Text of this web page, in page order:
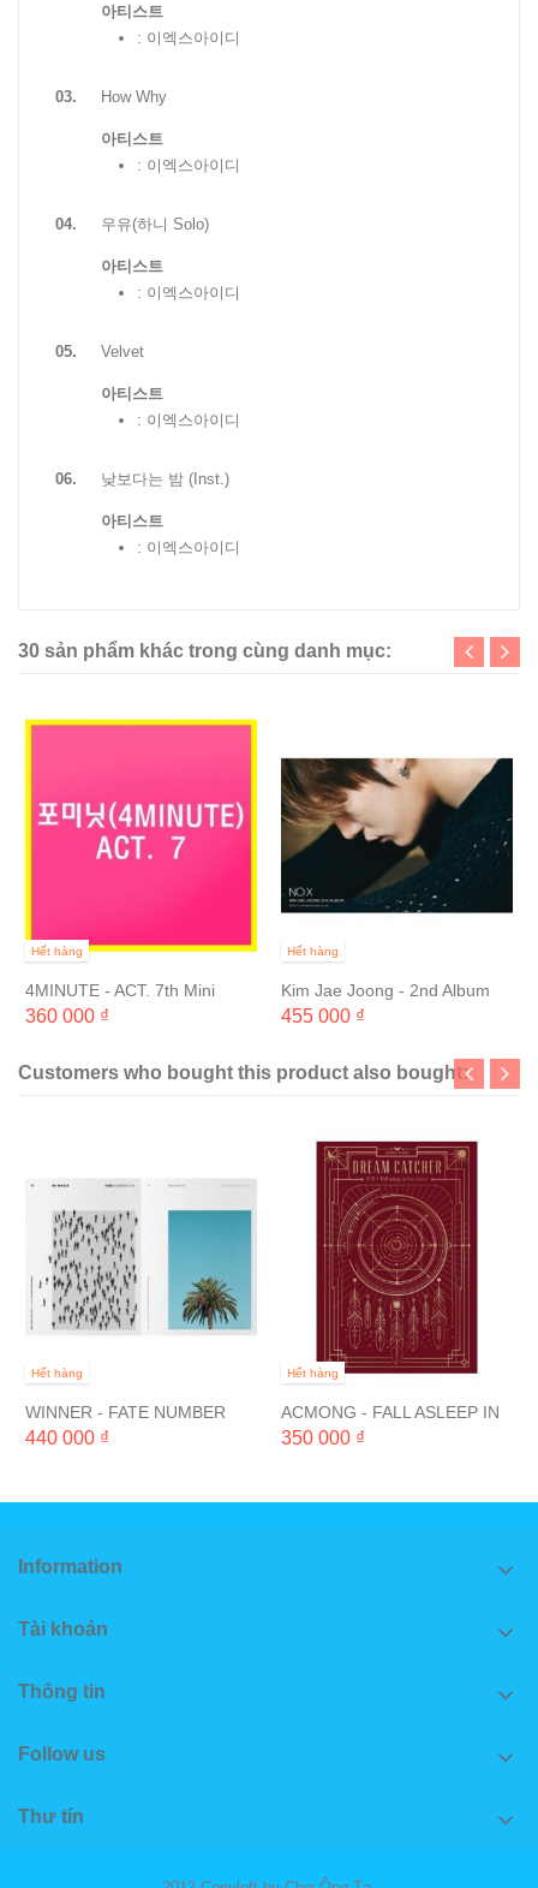
아티스트
: 이엑스아이디
03. How Why
아티스트
: 이엑스아이디
04. 우유(하니 Solo)
아티스트
: 이엑스아이디
05. Velvet
아티스트
: 이엑스아이디
06. 낮보다는 밤 (Inst.)
아티스트
: 이엑스아이디
30 sản phẩm khác trong cùng danh mục:
Hết hàng
4MINUTE - ACT. 7th Mini
Album
360 000 ₫
Hết hàng
Kim Jae Joong - 2nd Album
NO.X
455 000 ₫
Customers who bought this product also bought:
Hết hàng
WINNER - FATE NUMBER
FOR
440 000 ₫
Hết hàng
ACMONG - FALL ASLEEP IN
THE MIRROR
350 000 ₫
Information
Tài khoản
Thông tin
Follow us
Thư tín